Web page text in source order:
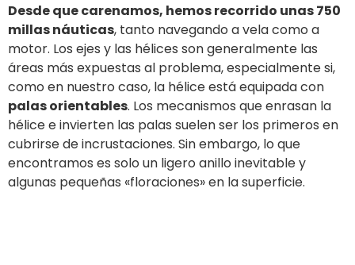
Desde que carenamos, hemos recorrido unas 750
millas náuticas, tanto navegando a vela como a
motor. Los ejes y las hélices son generalmente las
áreas más expuestas al problema, especialmente si,
como en nuestro caso, la hélice está equipada con
palas orientables. Los mecanismos que enrasan la
hélice e invierten las palas suelen ser los primeros en
cubrirse de incrustaciones. Sin embargo, lo que
encontramos es solo un ligero anillo inevitable y
algunas pequeñas «floraciones» en la superficie.